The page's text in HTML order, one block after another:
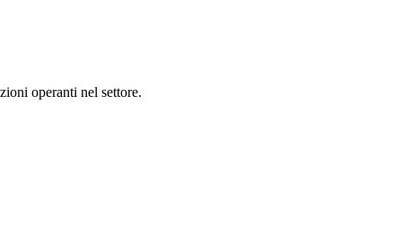
operanti nel settore.